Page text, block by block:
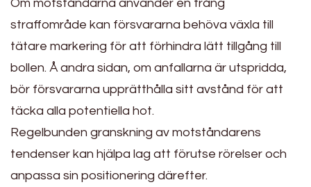
Om motståndarna använder en trång
straffområde kan försvararna behöva växla till
tätare markering för att förhindra lätt tillgång till
bollen. Å andra sidan, om anfallarna är utspridda,
bör försvararna upprätthålla sitt avstånd för att
täcka alla potentiella hot.
Regelbunden granskning av motståndarens
tendenser kan hjälpa lag att förutse rörelser och
anpassa sin positionering därefter.